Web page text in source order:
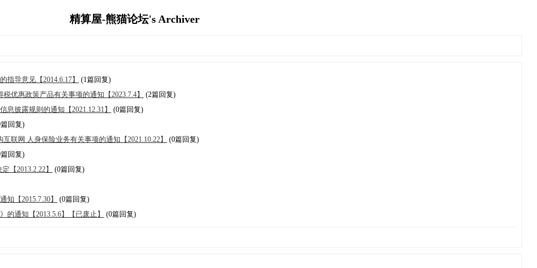
精算屋-熊猫论坛's Archiver
导意见【2014.6.17】
(1篇回复)
优惠政策产品有关事项的通知【2023.7.4】
(2篇回复)
披露规则的通知【2021.12.31】
(0篇回复)
回复)
联网 人身保险业务有关事项的通知【2021.10.22】
(0篇回复)
回复)
【2013.2.22】
(0篇回复)
【2015.7.30】
(0篇回复)
通知【2013.5.6】【已废止】
(0篇回复)